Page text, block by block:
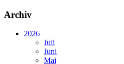
Archiv
2026
Juli
Juni
Mai